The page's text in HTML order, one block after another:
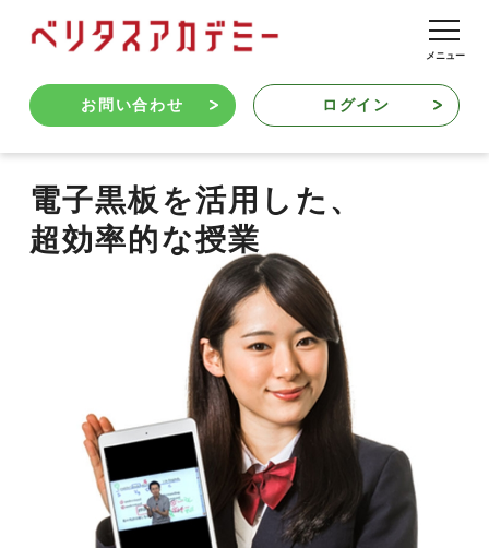
お問い合わせ ログイン
電子黒板を活用した、
超効率的な授業